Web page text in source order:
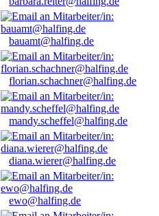
bauamt@halfing.de
florian.schachner@halfing.de
mandy.scheffel@halfing.de
diana.wierer@halfing.de
ewo@halfing.de